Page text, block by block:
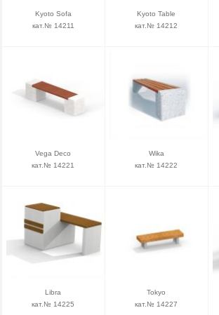
Kyoto Sofa
кат.№ 14211
Kyoto Table
кат.№ 14212
Vega Deco
кат.№ 14221
Wika
кат.№ 14222
Libra
кат.№ 14225
Tokyo
кат.№ 14227